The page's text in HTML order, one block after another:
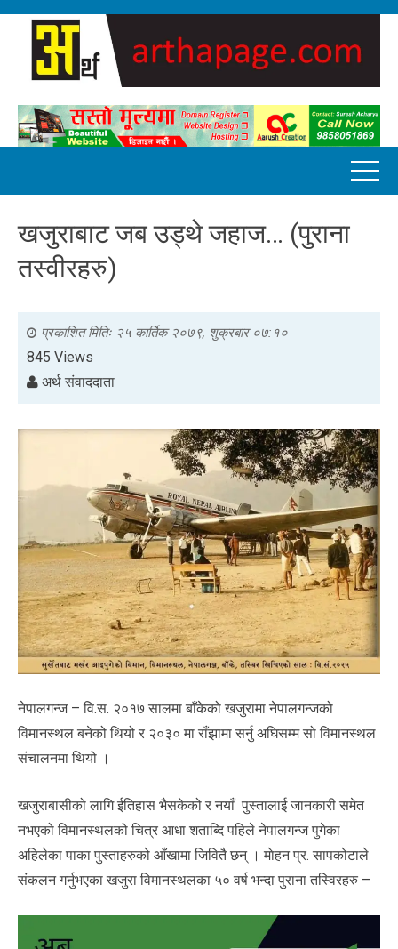
खजुराबाट जब उड्थे जहाज… (पुराना
तस्वीरहरु)
प्रकाशित मितिः २५ कार्तिक २०७९, शुक्रबार ०७:१०
845 Views
अर्थ संवाददाता
नेपालगन्ज – वि.स. २०१७ सालमा बाँकेको खजुरामा नेपालगन्जको
विमानस्थल बनेको थियो र २०३० मा राँझामा सर्नु अघिसम्म सो विमानस्थल
संचालनमा थियो ।
खजुराबासीको लागि ईतिहास भैसकेको र नयाँ पुस्तालाई जानकारी समेत
नभएको विमानस्थलको चित्र आधा शताब्दि पहिले नेपालगन्ज पुगेका
अहिलेका पाका पुस्ताहरुको आँखामा जिवितै छन् । माेहन प्र. सापकोटाले
संकलन गर्नुभएका खजुरा विमानस्थलका ५० वर्ष भन्दा पुराना तस्विरहरु –